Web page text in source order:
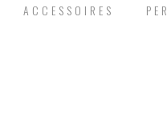
ACCESSOIRES